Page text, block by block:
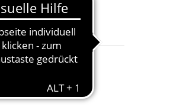
Weiß Matt und Weiß Hochglanz